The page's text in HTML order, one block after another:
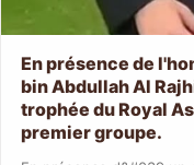
En présence de
bin Abdullah Al
trophée du Royal
premier groupe.